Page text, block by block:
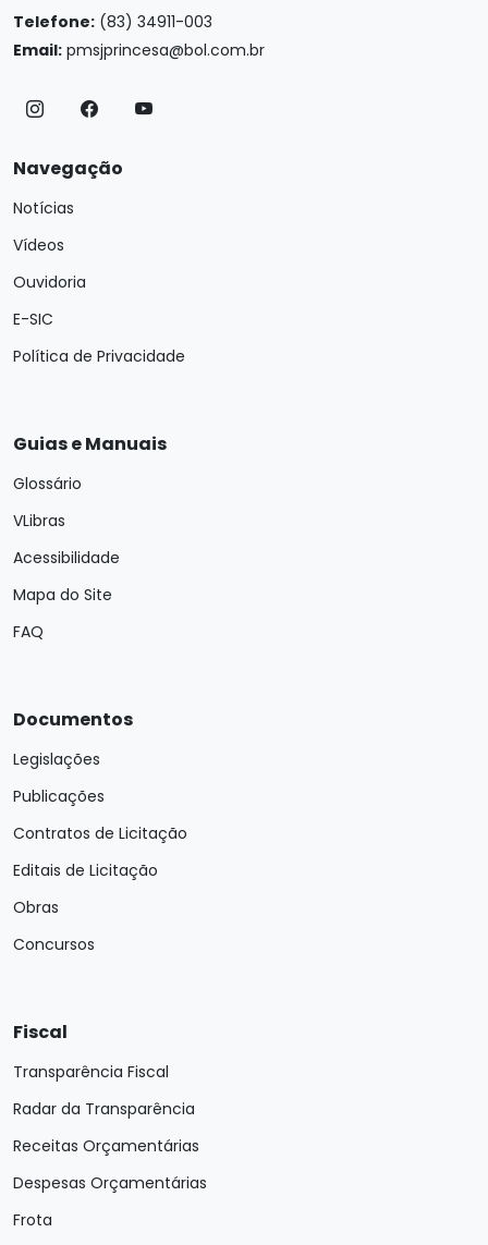
Telefone: (83) 34911-003
Email: pmsjprincesa@bol.com.br
Navegação
Notícias
Vídeos
Ouvidoria
E-SIC
Política de Privacidade
Guias e Manuais
Glossário
VLibras
Acessibilidade
Mapa do Site
FAQ
Documentos
Legislações
Publicações
Contratos de Licitação
Editais de Licitação
Obras
Concursos
Fiscal
Transparência Fiscal
Radar da Transparência
Receitas Orçamentárias
Despesas Orçamentárias
Frota